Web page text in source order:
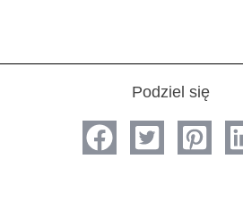
Podziel się